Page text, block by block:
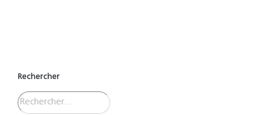
Rechercher